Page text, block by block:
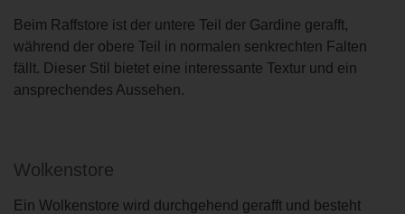
Beim Raffstore ist der untere Teil der Gardine gerafft,
während der obere Teil in normalen senkrechten Falten
fällt. Dieser Stil bietet eine interessante Textur und ein
ansprechendes Aussehen.
Wolkenstore
Ein Wolkenstore wird durchgehend gerafft und besteht